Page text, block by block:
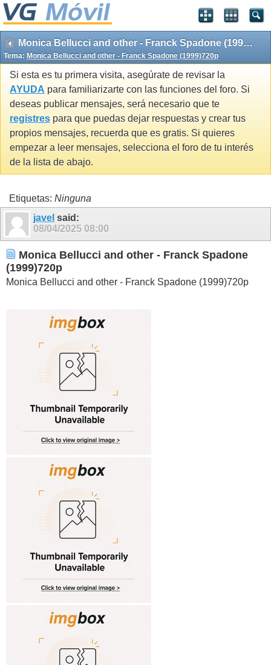
Monica Bellucci and other - Franck Spadone (1999)720p
Tema: Monica Bellucci and other - Franck Spadone (1999)720p
Si esta es tu primera visita, asegúrate de revisar la
AYUDA para familiarizarte con las funciones del foro. Si
deseas publicar mensajes, será necesario que te
registres para que puedas dejar respuestas y crear tus
propios mensajes, recuerda que es gratis. Si quieres
empezar a leer mensajes, selecciona el foro de tu interés
de la lista de abajo.
Etiquetas: Ninguna
javel said:
08/04/2025 08:00
Monica Bellucci and other - Franck Spadone
(1999)720p
Monica Bellucci and other - Franck Spadone (1999)720p